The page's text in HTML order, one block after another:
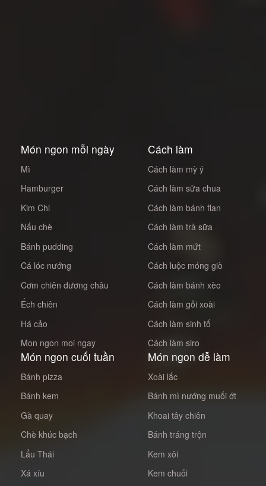
Món ngon mỗi ngày
Mì
Hamburger
Kim Chi
Nấu chè
Bánh pudding
Cá lóc nướng
Cơm chiên dương châu
Ếch chiên
Há cảo
Mon ngon moi ngay
Cách làm
Cách làm mỳ ý
Cách làm sữa chua
Cách làm bánh flan
Cách làm trà sữa
Cách làm mứt
Cách luộc móng giò
Cách làm bánh xèo
Cách làm gỏi xoài
Cách làm sinh tố
Cách làm siro
Món ngon cuối tuần
Bánh pizza
Bánh kem
Gà quay
Chè khúc bạch
Lẩu Thái
Xá xíu
Món ngon dễ làm
Xoài lắc
Bánh mì nướng muối ớt
Khoai tây chiên
Bánh tráng trộn
Kem xôi
Kem chuối